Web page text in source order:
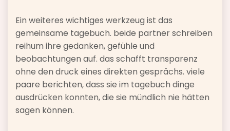
Ein weiteres wichtiges werkzeug ist das
gemeinsame tagebuch. beide partner schreiben
reihum ihre gedanken, gefühle und
beobachtungen auf. das schafft transparenz
ohne den druck eines direkten gesprächs. viele
paare berichten, dass sie im tagebuch dinge
ausdrücken konnten, die sie mündlich nie hätten
sagen können.